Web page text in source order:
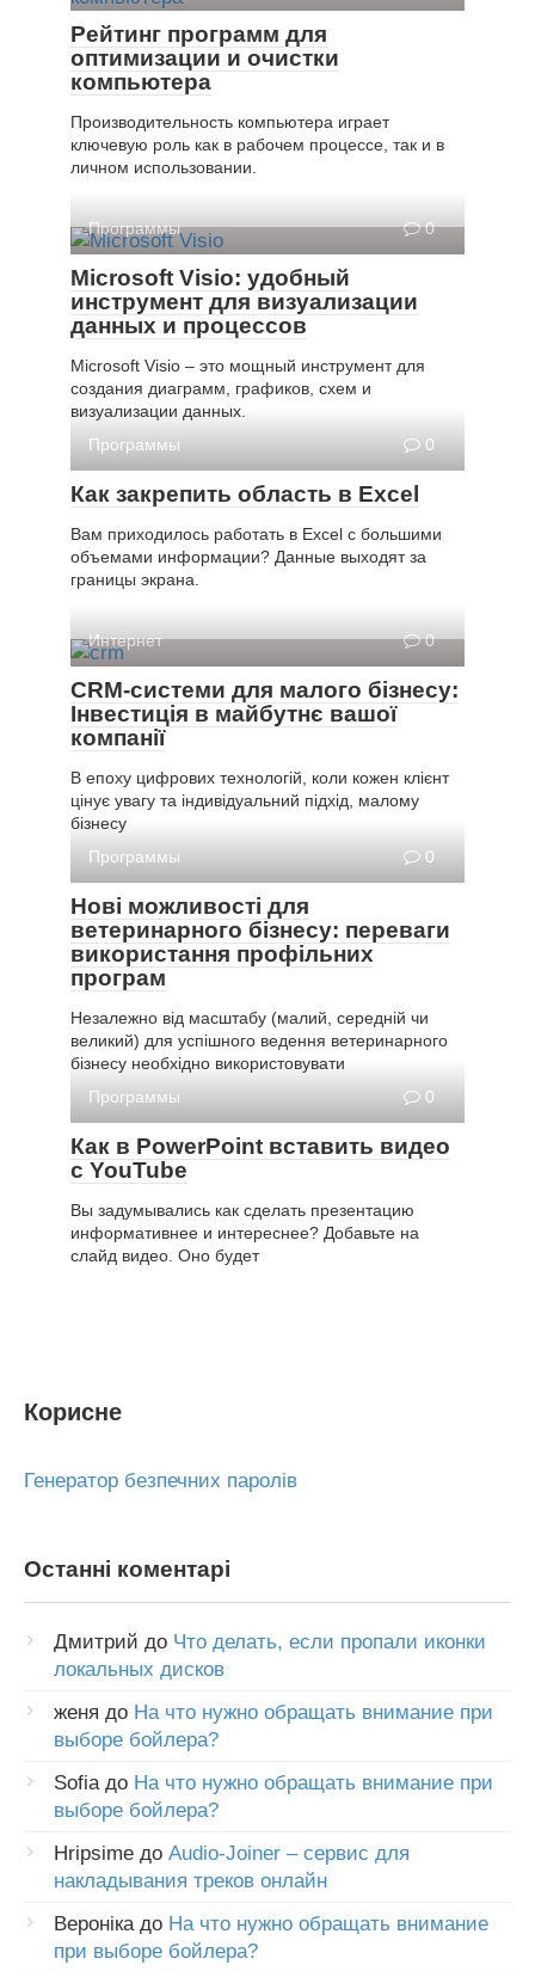
Рейтинг программ для
оптимизации и очистки
компьютера
Производительность компьютера играет
ключевую роль как в рабочем процессе, так и в
личном использовании.
Программы 0
Microsoft Visio: удобный
инструмент для визуализации
данных и процессов
Microsoft Visio – это мощный инструмент для
создания диаграмм, графиков, схем и
визуализации данных.
Программы
0
Как закрепить область в Excel
Вам приходилось работать в Excel с большими
объемами информации? Данные выходят за
границы экрана.
Интернет 0
CRM-системи для малого бізнесу:
Інвестиція в майбутнє вашої
компанії
В епоху цифрових технологій, коли кожен клієнт
цінує увагу та індивідуальний підхід, малому
бізнесу
Программы
0
Нові можливості для
ветеринарного бізнесу: переваги
використання профільних
програм
Незалежно від масштабу (малий, середній чи
великий) для успішного ведення ветеринарного
бізнесу необхідно використовувати
Программы
0
Как в PowerPoint вставить видео
с YouTube
Вы задумывались как сделать презентацию
информативнее и интереснее? Добавьте на
слайд видео. Оно будет
Корисне
Генератор безпечних паролів
Останні коментарі
Дмитрий до Что делать, если пропали иконки
локальных дисков
женя до На что нужно обращать внимание при
выборе бойлера?
Sofiaдо На что нужно обращать внимание при
выборе бойлера?
Hripsime до Audio-Joiner – сервис для
накладывания треков онлайн
Веронікадо На что нужно обращать внимание
при выборе бойлера?